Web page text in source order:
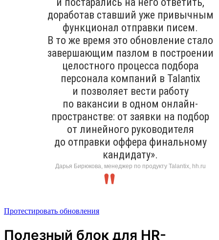
доработав ставший уже привычным
функционал отправки писем.
В то же время это обновление стало
завершающим пазлом в построении
целостного процесса подбора
персонала компаний в Talantix
и позволяет вести работу
по вакансии в одном онлайн-
пространстве: от заявки на подбор
от линейного руководителя
до отправки оффера финальному
кандидату».
Дарья Бирюкова, менеджер по продукту Talantix, hh.ru
Протестировать обновления
Полезный блок для HR-